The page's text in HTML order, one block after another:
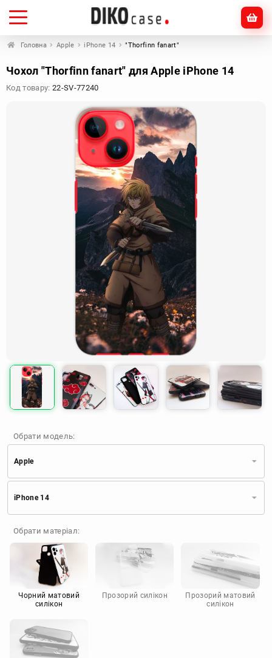
Головна Apple iPhone 14 "Thorfinn fanart"
Чохол "Thorfinn fanart" для Apple iPhone 14
Код товару: 22-SV-77240
Обрати модель:
Apple
Apple
Huawei
TECNO
Google
Doogee
Infinix
Sony
Motorola
iPhone 14
Обрати матеріал:
Чорний матовий
силікон
Прозорий силікон
Прозорий матовий
силікон